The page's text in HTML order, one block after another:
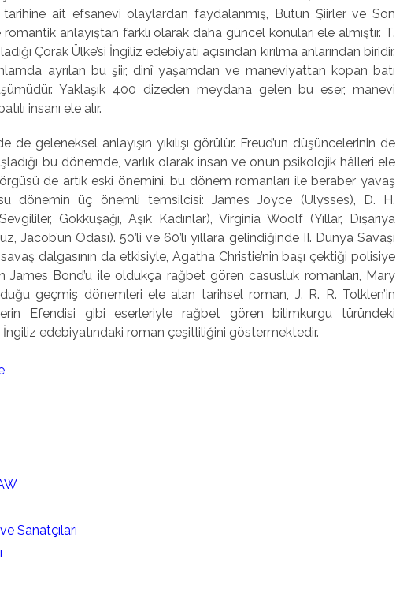
ait efsanevi olaylardan faydalanmış, Bütün Şiirler ve Son
anlayıştan farklı olarak daha güncel konuları ele almıştır. T.
Çorak Ülke’si İngiliz edebiyatı açısından kırılma anlarından biridir.
ayrılan bu şiir, dinî yaşamdan ve maneviyattan kopan batı
Yaklaşık 400 dizeden meydana gelen bu eser, manevi
insanı ele alır.
de geleneksel anlayışın yıkılışı görülür. Freud’un düşüncelerinin de
bu dönemde, varlık olarak insan ve onun psikolojik hâlleri ele
de artık eski önemini, bu dönem romanları ile beraber yavaş
dönemin üç önemli temsilcisi: James Joyce (Ulysses), D. H.
Gökkuşağı, Aşık Kadınlar), Virginia Woolf (Yıllar, Dışarıya
Jacob’un Odası). 50’li ve 60’lı yıllara gelindiğinde II. Dünya Savaşı
dalgasının da etkisiyle, Agatha Christie’nin başı çektiği polisiye
James Bond’u ile oldukça rağbet gören casusluk romanları, Mary
geçmiş dönemleri ele alan tarihsel roman, J. R. R. Tolklen’in
Efendisi gibi eserleriyle rağbet gören bilimkurgu türündeki
edebiyatındaki roman çeşitliliğini göstermektedir.
Sanatçıları